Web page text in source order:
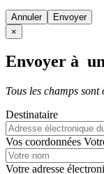
Annuler
×
Envoyer à
Tous les champs
Destinataire
Vos coordonnées
Votre adresse